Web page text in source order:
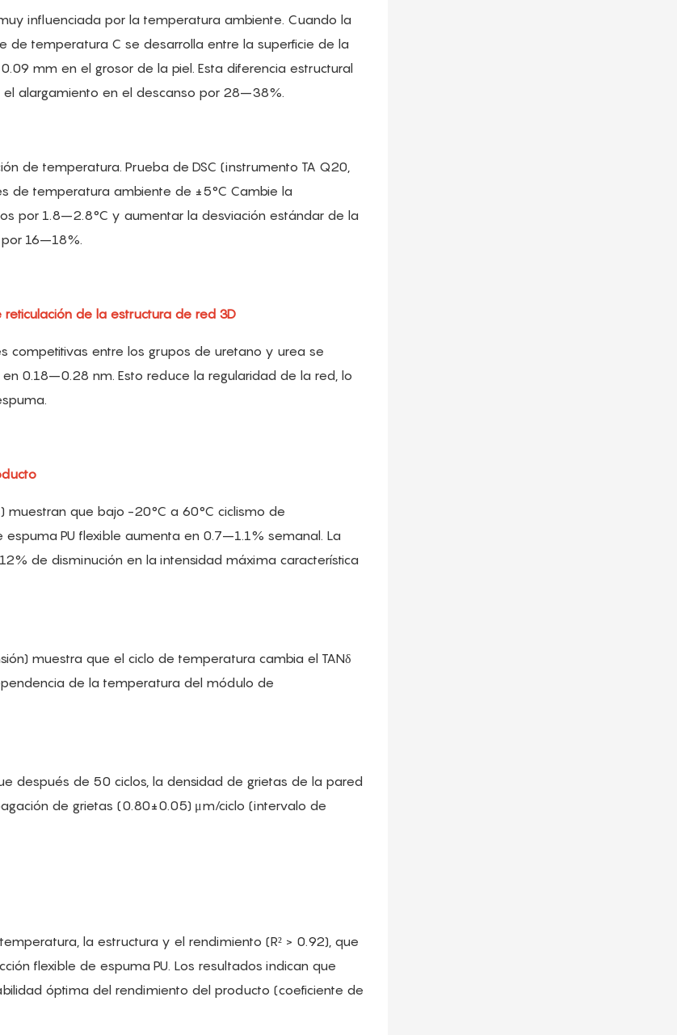
influenciada por la temperatura ambiente. Cuando la
temperatura C se desarrolla entre la superficie de la
mm en el grosor de la piel. Esta diferencia estructural
alargamiento en el descanso por 28–38%.
de temperatura. Prueba de DSC (instrumento TA Q20,
de temperatura ambiente de ±5°C Cambie la
por 1.8–2.8°C y aumentar la desviación estándar de la
16–18%.
de la estructura de red 3D
competitivas entre los grupos de uretano y urea se
0.18–0.28 nm. Esto reduce la regularidad de la red, lo
que bajo -20°C a 60°C ciclismo de
PU flexible aumenta en 0.7–1.1% semanal. La
de disminución en la intensidad máxima característica
muestra que el ciclo de temperatura cambia el TANδ
de la temperatura del módulo de
después de 50 ciclos, la densidad de grietas de la pared
de grietas (0.80±0.05) μm/ciclo (intervalo de
la estructura y el rendimiento (R² > 0.92), que
flexible de espuma PU. Los resultados indican que
óptima del rendimiento del producto (coeficiente de